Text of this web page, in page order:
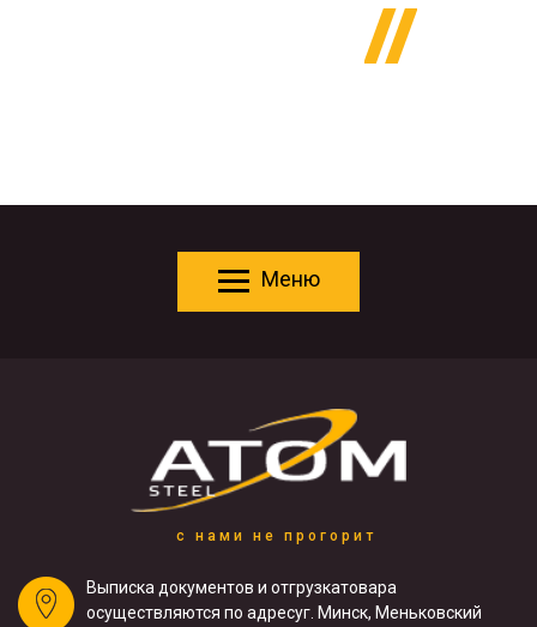
Меню
с нами не прогорит
Выписка документов и отгрузкатовара
осуществляются по адресуг. Минск, Меньковский